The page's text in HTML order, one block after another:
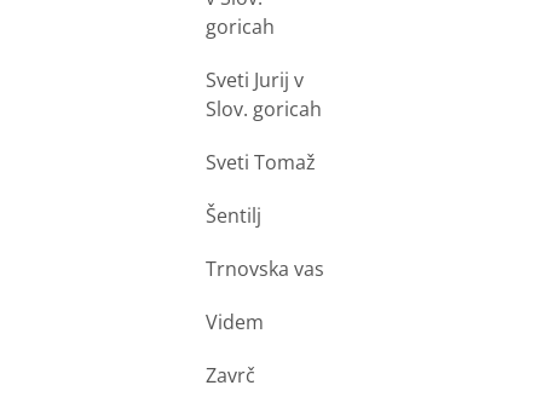
goricah
Sveti Jurij v
Slov. goricah
Sveti Tomaž
Šentilj
Trnovska vas
Videm
Zavrč